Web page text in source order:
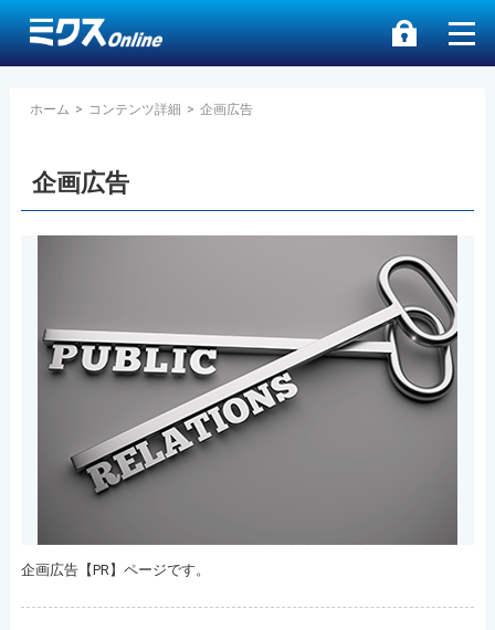
ホーム > コンテンツ詳細 > 企画広告
企画広告
企画広告【PR】ページです。